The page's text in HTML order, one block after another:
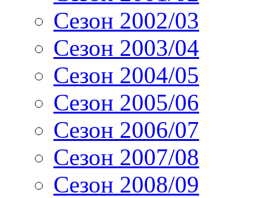
Сезон 2002/03
Сезон 2003/04
Сезон 2004/05
Сезон 2005/06
Сезон 2006/07
Сезон 2007/08
Сезон 2008/09